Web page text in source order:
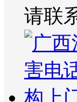
请联